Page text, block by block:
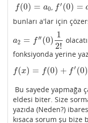
f(0) = a0
f(0)=a 0 , f′ (0) =
f′(0)=a 1
bunları a'lar için
a2 = f′′ (0)
1
2!
a2 =f″ 0)12!
fonksiyonda yerine
f(x) = f(0) + f′ (0)
f(x)=f 0)+ f′(0)x1 !+ ″(0)x2
Bu sayede yapmağa
eldesi biter. Size
yazıda (Neden?)
kısaca sorum şu bize